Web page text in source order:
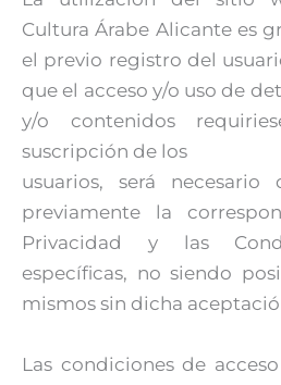
Cultura Árabe Alicante es
el previo registro del
que el acceso y/o uso de
y/o contenidos
suscripción de los
usuarios, será necesario
previamente la
Privacidad y las
específicas, no siendo
mismos sin dicha
Las condiciones de